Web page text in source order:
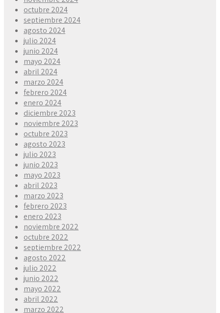
octubre 2024
septiembre 2024
agosto 2024
julio 2024
junio 2024
mayo 2024
abril 2024
marzo 2024
febrero 2024
enero 2024
diciembre 2023
noviembre 2023
octubre 2023
agosto 2023
julio 2023
junio 2023
mayo 2023
abril 2023
marzo 2023
febrero 2023
enero 2023
noviembre 2022
octubre 2022
septiembre 2022
agosto 2022
julio 2022
junio 2022
mayo 2022
abril 2022
marzo 2022